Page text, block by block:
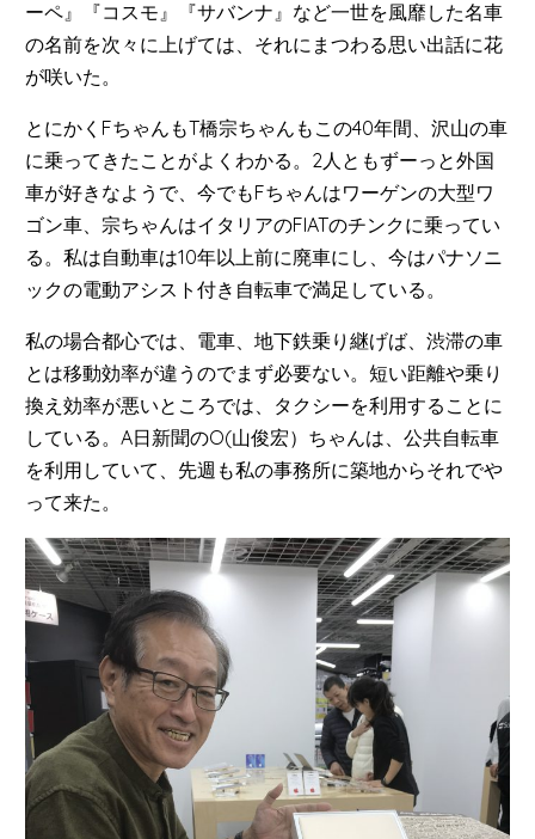
ーペ』『コスモ』『サバンナ』など一世を風靡した名車
の名前を次々に上げては、それにまつわる思い出話に花
が咲いた。
とにかくFちゃんもT橋宗ちゃんもこの40年間、沢山の車
に乗ってきたことがよくわかる。2人ともずーっと外国
車が好きなようで、今でもFちゃんはワーゲンの大型ワ
ゴン車、宗ちゃんはイタリアのFIATのチンクに乗ってい
る。私は自動車は10年以上前に廃車にし、今はパナソニ
ックの電動アシスト付き自転車で満足している。
私の場合都心では、電車、地下鉄乗り継げば、渋滞の車
とは移動効率が違うのでまず必要ない。短い距離や乗り
換え効率が悪いところでは、タクシーを利用することに
している。A日新聞のO(山俊宏）ちゃんは、公共自転車
を利用していて、先週も私の事務所に築地からそれでや
って来た。